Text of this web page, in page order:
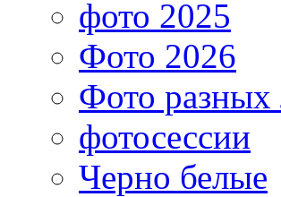
фото 2025
Фото 2026
Фото разных
фотосессии
Черно белые